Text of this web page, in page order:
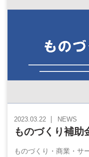
2023.03.22 NEWS
ものづくり補助
ものづくり・商業・サ